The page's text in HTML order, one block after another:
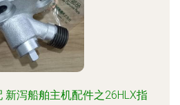
新泻船舶主机配件之26HLX指